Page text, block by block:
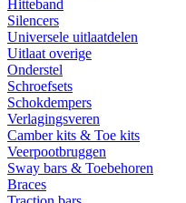
Hitteband
Silencers
Universele uitlaatdelen
Uitlaat overige
Onderstel
Schroefsets
Schokdempers
Verlagingsveren
Camber kits & Toe kits
Veerpootbruggen
Sway bars & Toebehoren
Braces